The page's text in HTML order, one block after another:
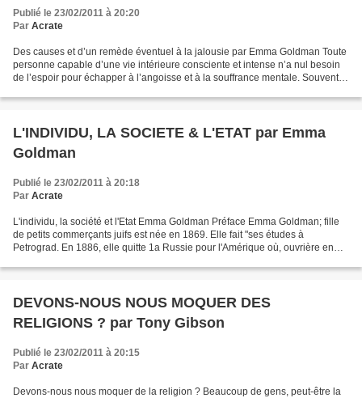
Publié le 23/02/2011 à 20:20
Par Acrate
Des causes et d’un remède éventuel à la jalousie par Emma Goldman Toute
personne capable d’une vie intérieure consciente et intense n’a nul besoin
de l’espoir pour échapper à l’angoisse et à la souffrance mentale. Souvent la
L'INDIVIDU, LA SOCIETE & L'ETAT par Emma
Goldman
Publié le 23/02/2011 à 20:18
Par Acrate
L'individu, la société et l'Etat Emma Goldman Préface Emma Goldman; fille
de petits commerçants juifs est née en 1869. Elle fait "ses études à
Petrograd. En 1886, elle quitte 1a Russie pour l'Amérique où, ouvrière en
DEVONS-NOUS NOUS MOQUER DES
RELIGIONS ? par Tony Gibson
Publié le 23/02/2011 à 20:15
Par Acrate
Devons-nous nous moquer de la religion ? Beaucoup de gens, peut-être la